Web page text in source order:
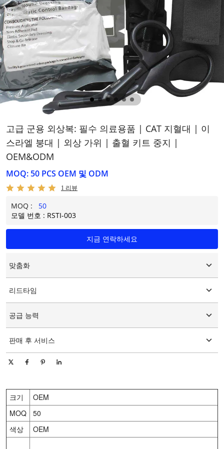
고급 군용 외상복: 필수 의료용품 | CAT 지혈대 | 이
스라엘 붕대 | 외상 가위 | 출혈 키트 중지 |
OEM&ODM
MOQ: 50 PCS OEM 및 ODM
1 리뷰
MOQ :
50
모델 번호 : RSTI-003
지금 연락하세요
맞춤화
맞춤형 포장
리드타임
공급 능력
판매 후 서비스
크기
OEM
MOQ
50
색상
OEM